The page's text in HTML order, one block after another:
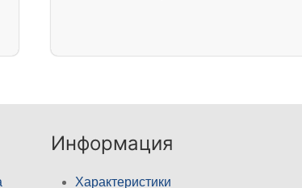
Информация
Характеристики